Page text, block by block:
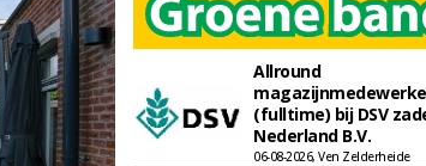
Allround
(fulltime) bij DSV
Nederland B.V.
06-08-2026, Ven Zelderheide